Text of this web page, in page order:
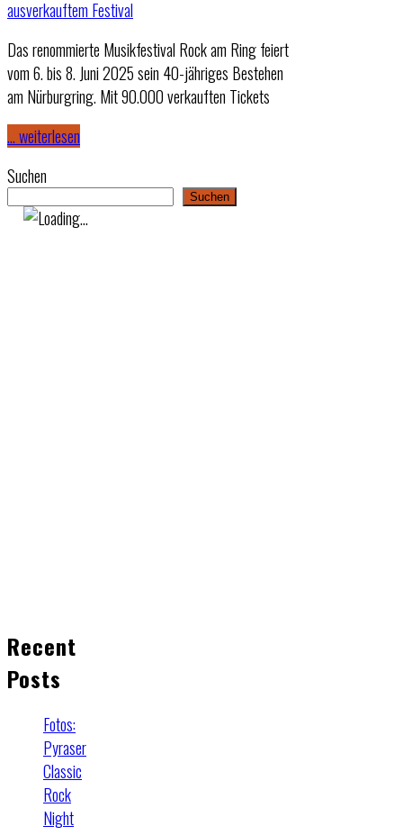
Das renommierte Musikfestival Rock am Ring feiert
vom 6. bis 8. Juni 2025 sein 40-jähriges Bestehen
am Nürburgring. Mit 90.000 verkauften Tickets
… weiterlesen
Suchen
Suchen
Recent
Posts
Fotos:
Pyraser
Classic
Rock
Night